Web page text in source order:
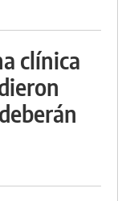
clínica